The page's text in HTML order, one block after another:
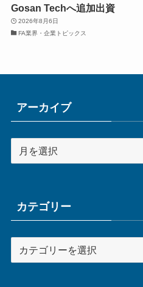
Gosan Techへ追加出資
2026年8月6日
FA業界・企業トピックス
アーカイブ
ブカテゴリー
テ